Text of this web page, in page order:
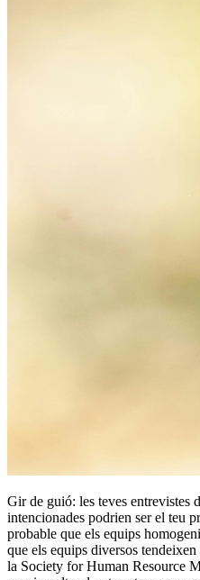
Gir de guió: les teves entrevistes
intencionades podrien ser el teu
probable que els equips
que els equips diversos
la Society for Human Resource